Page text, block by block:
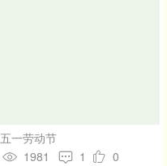
五一劳动节
1981
1 0